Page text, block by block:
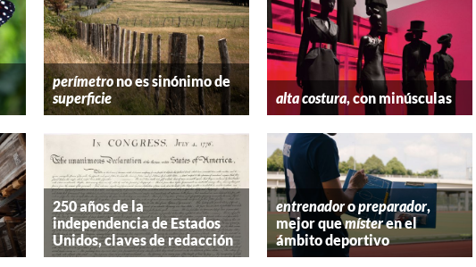
perímetrono es sinónimo de
superficie
alta costura, con minúsculas
250 años de la
independencia de Estados
Unidos, claves de redacción
entrenadoropreparador,
mejor quemísteren el
ámbito deportivo